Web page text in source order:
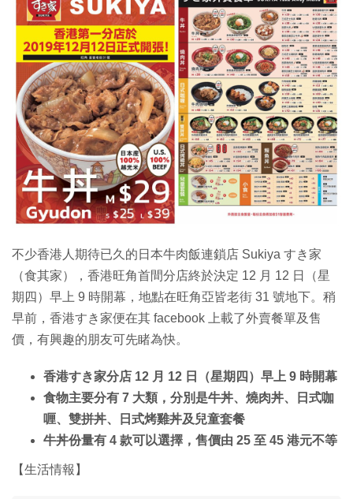
EduTech
IT Times
生成式AI與雲端應用
Enterprise Digital Transformation
特集
不少香港人期待已久的日本牛肉飯連鎖店 Sukiya すき家
（食其家），香港旺角首間分店終於決定 12 月 12 日（星
期四）早上 9 時開幕，地點在旺角亞皆老街 31 號地下。稍
早前，香港すき家便在其 facebook 上載了外賣餐單及售
價，有興趣的朋友可先睹為快。
香港すき家分店 12 月 12 日（星期四）早上 9 時開幕
食物主要分有 7 大類，分別是牛丼、燒肉丼、日式咖
喱、雙拼丼、日式烤雞丼及兒童套餐
牛丼份量有 4 款可以選擇，售價由 25 至 45 港元不等
【生活情報】